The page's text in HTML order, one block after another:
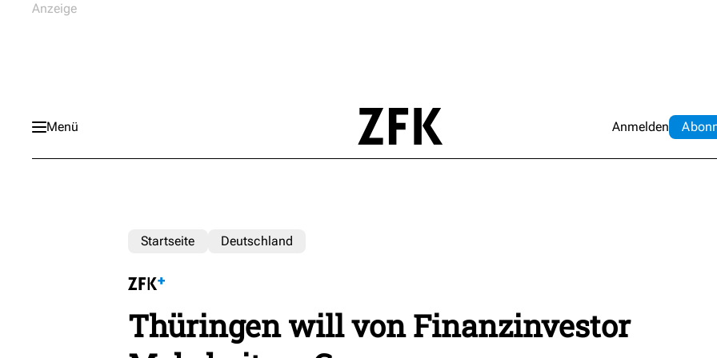
Menü Anmelden Abo
Startseite Deutschland
Thüringen will von Finanzinvestor